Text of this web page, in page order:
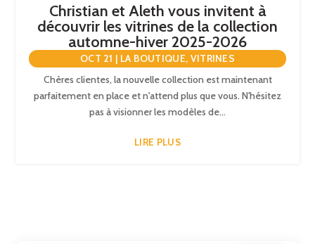
Christian et Aleth vous invitent à
découvrir les vitrines de la collection
automne-hiver 2025-2026
OCT 21 | LA BOUTIQUE, VITRINES
Chères clientes, la nouvelle collection est maintenant
parfaitement en place et n'attend plus que vous. N'hésitez
pas à visionner les modèles de...
LIRE PLUS